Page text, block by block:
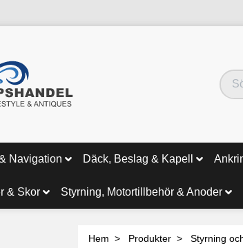
Navigation Däck, Beslag & Kapell
& Skor Styrning, Motortillbehör & Anoder
Hem Produkter Styrning